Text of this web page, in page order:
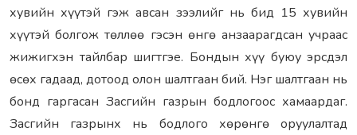
хувийн хүүтэй гэж авсан зээлийг нь бид 15 хувийн
хүүтэй болгож төллөө гэсэн өнгө анзаарагдсан учраас
жижигхэн тайлбар шигтгэе. Бондын хүү буюу эрсдэл
өсөх гадаад, дотоод олон шалтгаан бий. Нэг шалтгаан нь
бонд гаргасан Засгийн газрын бодлогоос хамаардаг.
Засгийн газрынх нь бодлого хөрөнгө оруулалтад